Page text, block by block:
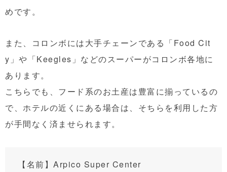
めです。
また、コロンボには大手チェーンである「Food Cit
y」や「Keegles」などのスーパーがコロンボ各地に
あります。
こちらでも、フード系のお土産は豊富に揃っているの
で、ホテルの近くにある場合は、そちらを利用した方
が手間なく済ませられます。
【名前】Arpico Super Center